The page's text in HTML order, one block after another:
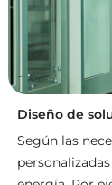
Diseño de
Según las